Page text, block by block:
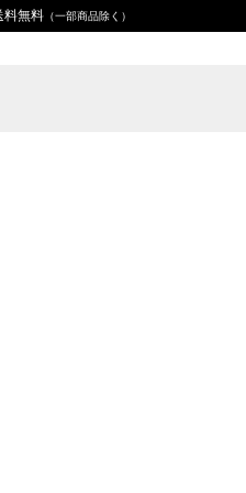
料無料 （一部商品除く）
アメ車のキャ